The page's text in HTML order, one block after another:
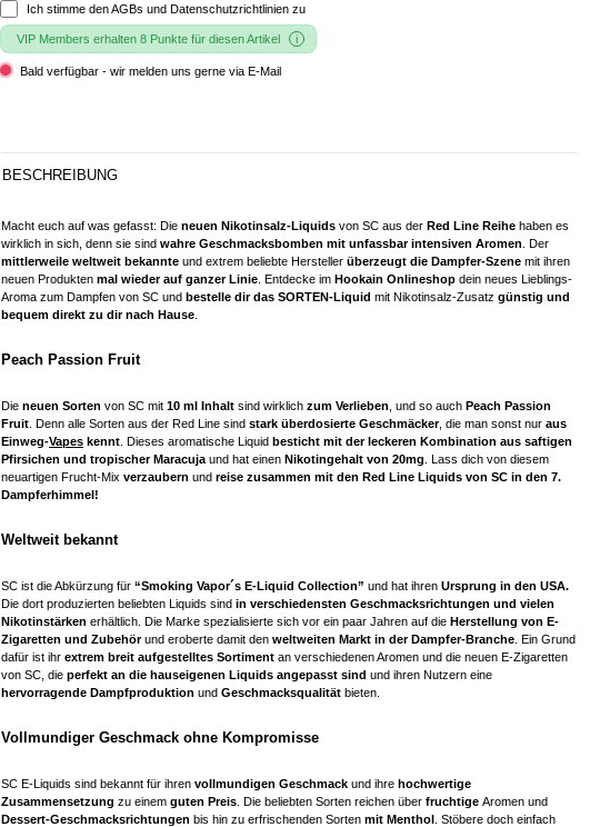
Ich stimme denAGBs und Datenschutzrichtlinien zu
VIP Members erhalten 8 Punkte für diesen Artikel
Bald verfügbar - wir melden uns gerne via E-Mail
BESCHREIBUNG
Macht euch auf was gefasst: Die neuen Nikotinsalz-Liquids von SC aus der Red Line Reihe haben es
wirklich in sich, denn sie sind wahre Geschmacksbomben mit unfassbar intensiven Aromen . Der
mittlerweile weltweit bekannte und extrem beliebte Hersteller überzeugt die Dampfer-Szene mit ihren
neuen Produkten mal wieder auf ganzer Linie . Entdecke im Hookain Onlineshop dein neues Lieblings-
Aroma zum Dampfen von SC und bestelle dir das SORTEN-Liquid mit Nikotinsalz-Zusatz günstig und
bequem direkt zu dir nach Hause
Peach Passion Fruit
Die neuen Sorten von SC mit 10 ml Inhalt sind wirklich zum Verlieben , und so auch Peach Passion
Fruit . Denn alle Sorten aus der Red Line sind stark überdosierte Geschmäcker, die man sonst nur aus
Einweg-Vapes kennt . Dieses aromatische Liquid besticht mit der leckeren Kombination aus saftigen
Pfirsichen und tropischer Maracuja und hat einen Nikotingehalt von 20mg . Lass dich von diesem
neuartigen Frucht-Mix verzaubern und reise zusammen mit den Red Line Liquids von SC in den 7.
Dampferhimmel!
Weltweit bekannt
SC ist die Abkürzung für “Smoking Vapor´s E-Liquid Collection” und hat ihren Ursprung in den USA.
Die dort produzierten beliebten Liquids sind in verschiedensten Geschmacksrichtungen und vielen
Nikotinstärken erhältlich. Die Marke spezialisierte sich vor ein paar Jahren auf die Herstellung von E-
Zigaretten und Zubehörund eroberte damit den weltweiten Markt in der Dampfer-Branche . Ein Grund
dafür ist ihr extrem breit aufgestelltes Sortiment an verschiedenen Aromen und die neuen E-Zigaretten
von SC, die perfekt an die hauseigenen Liquids angepasst sind und ihren Nutzern eine
hervorragende Dampfproduktion und Geschmacksqualität bieten.
Vollmundiger Geschmack ohne Kompromisse
SC E-Liquids sind bekannt für ihren vollmundigen Geschmack und ihre hochwertige
Zusammensetzung zu einem guten Preis . Die beliebten Sorten reichen über fruchtige Aromen und
Dessert-Geschmacksrichtungen bis hin zu erfrischenden Sorten mit Menthol . Stöbere doch einfach